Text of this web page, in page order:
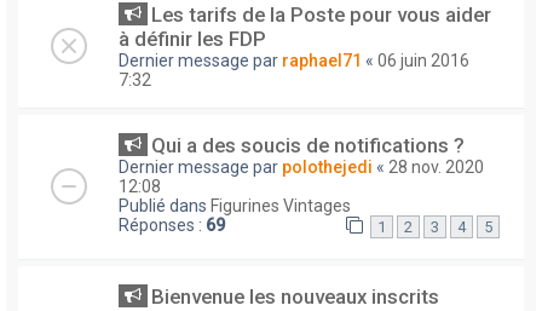
Les tarifs de la Poste pour vous aider
à définir les FDP
Dernier message par raphael71 « 06 juin 2016
7:32
Qui a des soucis de notifications ?
Dernier message par polothejedi « 28 nov. 2020
12:08
Publié dans Figurines Vintages
Réponses : 69 1 2 3 4 5
Bienvenue les nouveaux inscrits